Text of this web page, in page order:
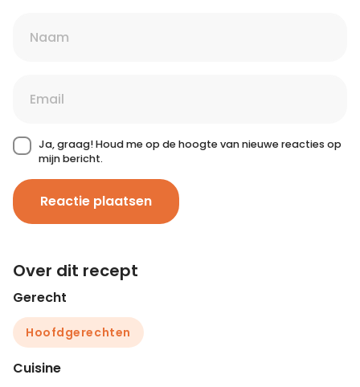
Ja, graag! Houd me op de hoogte van nieuwe reacties op
mijn bericht.
Reactie plaatsen
Over dit recept
Gerecht
Hoofdgerechten
Cuisine